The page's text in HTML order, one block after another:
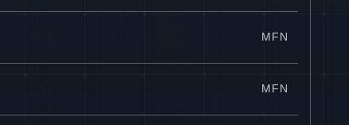
MFN
MFN